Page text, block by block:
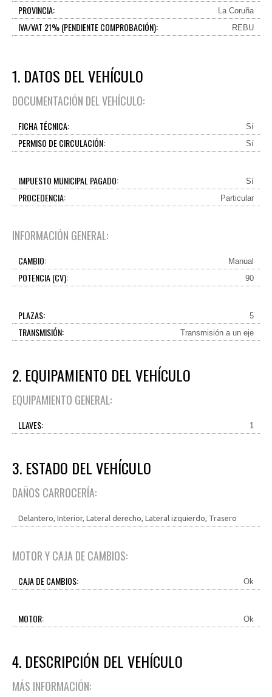
PROVINCIA: La Coruña
IVA/VAT 21% (PENDIENTE COMPROBACIÓN): REBU
1. DATOS DEL VEHÍCULO
DOCUMENTACIÓN DEL VEHÍCULO:
FICHA TÉCNICA: Sí
PERMISO DE CIRCULACIÓN: Sí
IMPUESTO MUNICIPAL PAGADO: Sí
PROCEDENCIA: Particular
INFORMACIÓN GENERAL:
CAMBIO: Manual
POTENCIA (CV): 90
PLAZAS: 5
TRANSMISIÓN: Transmisión a un eje
2. EQUIPAMIENTO DEL VEHÍCULO
EQUIPAMIENTO GENERAL:
LLAVES: 1
3. ESTADO DEL VEHÍCULO
DAÑOS CARROCERÍA:
Delantero, Interior, Lateral derecho, Lateral izquierdo, Trasero
MOTOR Y CAJA DE CAMBIOS:
CAJA DE CAMBIOS: Ok
MOTOR: Ok
4. DESCRIPCIÓN DEL VEHÍCULO
MÁS INFORMACIÓN: